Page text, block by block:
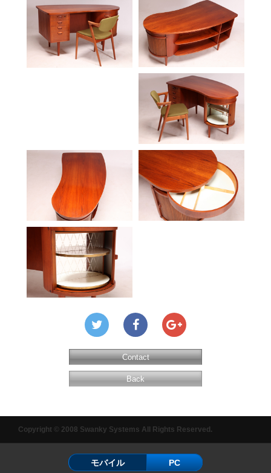
Contact
Back
Copyright © 2008 Swanky Systems All Rights Reserved.
モバイル PC